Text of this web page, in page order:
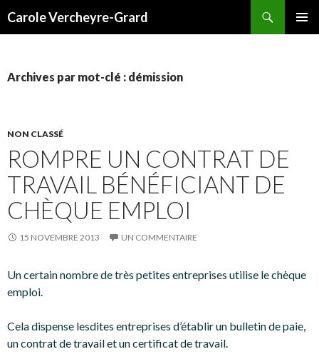
Carole Vercheyre-Grard
Archives par mot-clé : démission
NON CLASSÉ
ROMPRE UN CONTRAT DE
TRAVAIL BÉNÉFICIANT DE
CHÈQUE EMPLOI
15 NOVEMBRE 2013 UN COMMENTAIRE
Un certain nombre de très petites entreprises utilise le chèque
emploi.
Cela dispense lesdites entreprises d’établir un bulletin de paie,
un contrat de travail et un certificat de travail.